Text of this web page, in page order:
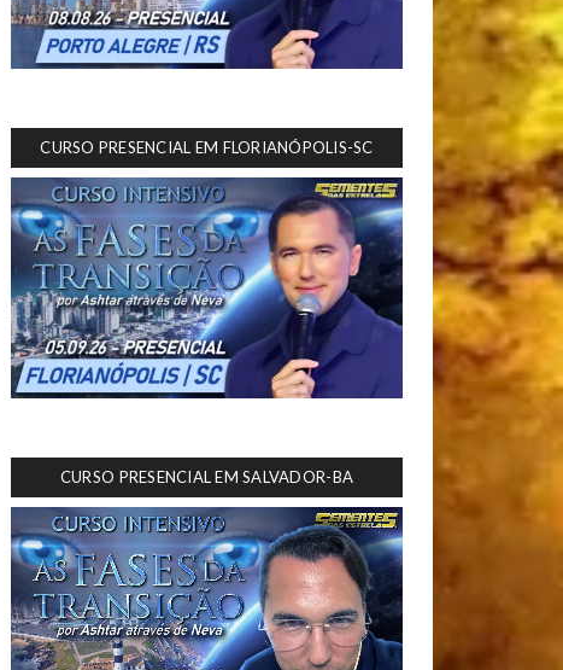
CURSO PRESENCIAL EM FLORIANÓPOLIS-SC
CURSO PRESENCIAL EM SALVADOR-BA